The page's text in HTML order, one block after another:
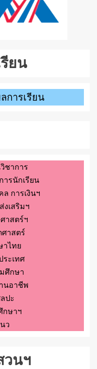
ยน
การเรียน
ชาการ
รนักเรียน
การเงินฯ
เสริมฯ
าสตร์ฯ
าสตร์
าไทย
ะเทศ
ศึกษา
นอาชีพ
ปะ
กษาฯ
ว
วนฯ